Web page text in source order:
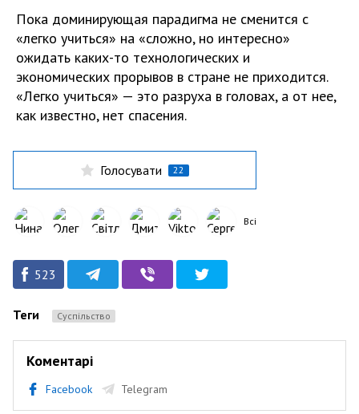
Пока доминирующая парадигма не сменится с
«легко учиться» на «сложно, но интересно»
ожидать каких-то технологических и
экономических прорывов в стране не приходится.
«Легко учиться» — это разруха в головах, а от нее,
как известно, нет спасения.
Голосувати 22
Всі
523
Теги Суспільство
Коментарі
Facebook Telegram